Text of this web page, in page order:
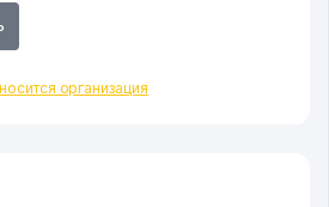
организация